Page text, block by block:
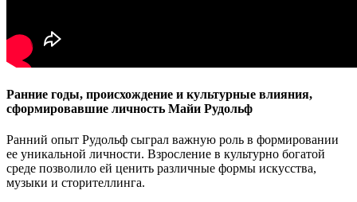
Ранние годы, происхождение и культурные влияния,
сформировавшие личность Майи Рудольф
Ранний опыт Рудольф сыграл важную роль в формировании
ее уникальной личности. Взросление в культурно богатой
среде позволило ей ценить различные формы искусства,
музыки и сторителлинга.